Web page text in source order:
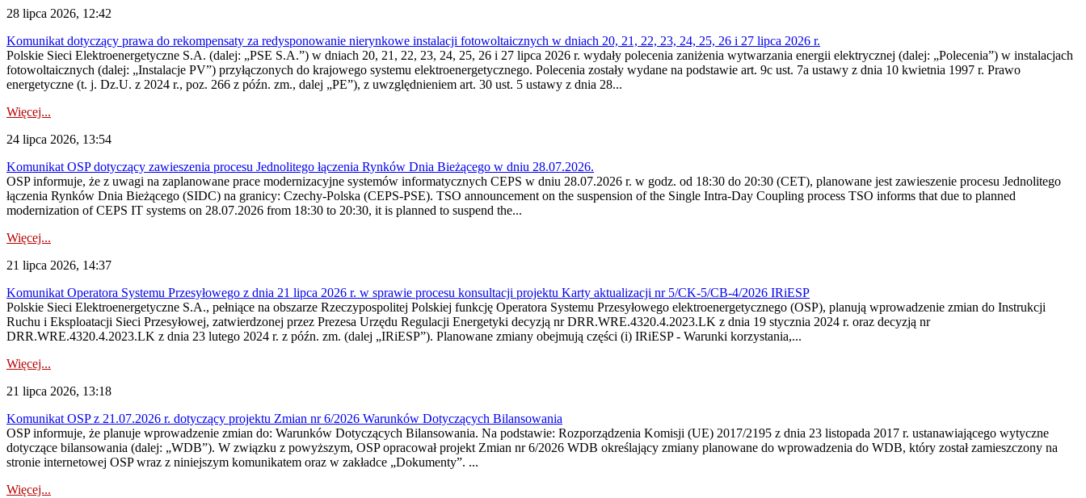
28 lipca 2026, 12:42
Komunikat dotyczący prawa do rekompensaty za redysponowanie nierynkowe instalacji fotowoltaicznych w dniach 20, 21, 22, 23, 24, 25, 26 i 27 lipca 2026 r.
Polskie Sieci Elektroenergetyczne S.A. (dalej: „PSE S.A.”) w dniach 20, 21, 22, 23, 24, 25, 26 i 27 lipca 2026 r. wydały polecenia zaniżenia wytwarzania energii elektrycznej (dalej: „Polecenia”) w instalacjach
fotowoltaicznych (dalej: „Instalacje PV”) przyłączonych do krajowego systemu elektroenergetycznego. Polecenia zostały wydane na podstawie art. 9c ust. 7a ustawy z dnia 10 kwietnia 1997 r. Prawo
energetyczne (t. j. Dz.U. z 2024 r., poz. 266 z późn. zm., dalej „PE”), z uwzględnieniem art. 30 ust. 5 ustawy z dnia 28...
Więcej...
24 lipca 2026, 13:54
Komunikat OSP dotyczący zawieszenia procesu Jednolitego łączenia Rynków Dnia Bieżącego w dniu 28.07.2026.
OSP informuje, że z uwagi na zaplanowane prace modernizacyjne systemów informatycznych CEPS w dniu 28.07.2026 r. w godz. od 18:30 do 20:30 (CET), planowane jest zawieszenie procesu Jednolitego
łączenia Rynków Dnia Bieżącego (SIDC) na granicy: Czechy-Polska (CEPS-PSE). TSO announcement on the suspension of the Single Intra-Day Coupling process TSO informs that due to planned
modernization of CEPS IT systems on 28.07.2026 from 18:30 to 20:30, it is planned to suspend the...
Więcej...
21 lipca 2026, 14:37
Komunikat Operatora Systemu Przesyłowego z dnia 21 lipca 2026 r. w sprawie procesu konsultacji projektu Karty aktualizacji nr 5/CK-5/CB-4/2026 IRiESP
Polskie Sieci Elektroenergetyczne S.A., pełniące na obszarze Rzeczypospolitej Polskiej funkcję Operatora Systemu Przesyłowego elektroenergetycznego (OSP), planują wprowadzenie zmian do Instrukcji
Ruchu i Eksploatacji Sieci Przesyłowej, zatwierdzonej przez Prezesa Urzędu Regulacji Energetyki decyzją nr DRR.WRE.4320.4.2023.LK z dnia 19 stycznia 2024 r. oraz decyzją nr
DRR.WRE.4320.4.2023.LK z dnia 23 lutego 2024 r. z późn. zm. (dalej „IRiESP”). Planowane zmiany obejmują części (i) IRiESP - Warunki korzystania,...
Więcej...
21 lipca 2026, 13:18
Komunikat OSP z 21.07.2026 r. dotyczący projektu Zmian nr 6/2026 Warunków Dotyczących Bilansowania
OSP informuje, że planuje wprowadzenie zmian do: Warunków Dotyczących Bilansowania. Na podstawie: Rozporządzenia Komisji (UE) 2017/2195 z dnia 23‍ listopada 2017 r. ustanawiającego wytyczne
dotyczące bilansowania (dalej: „WDB”). W związku z powyższym, OSP opracował projekt Zmian nr 6/2026 WDB określający zmiany planowane do wprowadzenia do WDB, który został zamieszczony na
stronie internetowej OSP wraz z niniejszym komunikatem oraz w zakładce „Dokumenty”. ...
Więcej...